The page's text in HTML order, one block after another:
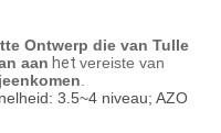
Ontwerp die van Tulle
aan het vereiste van
.
3.5~4 niveau; AZO